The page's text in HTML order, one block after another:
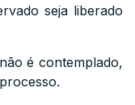
seja liberado
é contemplado,